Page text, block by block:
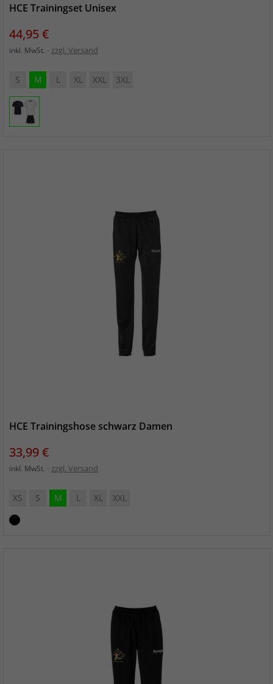
HCE Trainingset Unisex
Preis
44,95 €
inkl. MwSt. zzgl. Versand
S M L XL XXL 3XL
HCE Trainingshose schwarz Damen
Preis
33,99 €
inkl. MwSt. zzgl. Versand
XS S M L XL XXL
schwarz_schwarz